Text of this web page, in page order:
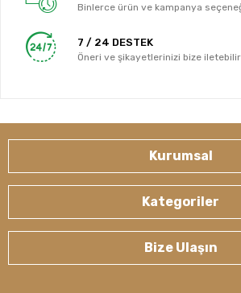
Binlerce ürün ve kampanya
7 / 24 DESTEK
Öneri ve şikayetlerinizi bize
Kurumsal
Kategoriler
Bize Ulaşın